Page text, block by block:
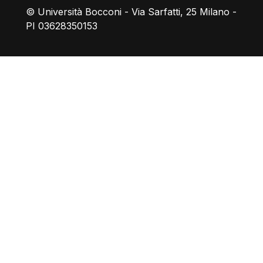
© Università Bocconi - Via Sarfatti, 25 Milano -
PI 03628350153